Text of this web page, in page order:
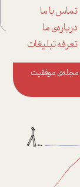
تماس با ما
درباره‌ی ما
تعرفه تبلیغات
مجله‌ی موفقیت